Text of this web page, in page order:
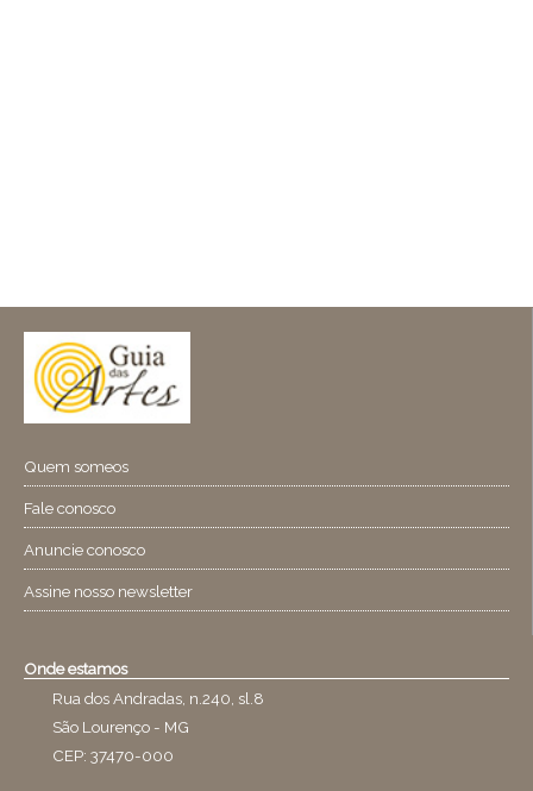
Quem someos
Fale conosco
Anuncie conosco
Assine nosso newsletter
Onde estamos
Rua dos Andradas, n.240, sl.8
São Lourenço - MG
CEP: 37470-000